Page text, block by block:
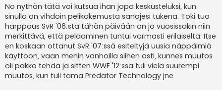
e
s
t
i
No nythän tätä voi kutsua ihan jopa keskusteluksi, kun
sinulla on vihdoin pelikokemusta sanojesi tukena. Toki tuo
harppaus SvR '06:sta tähän päivään on jo vuosissakin niin
merkittävä, että pelaaminen tuntui varmasti erilaiselta. Itse
en koskaan ottanut SvR '07:ssä esiteltyjä uusia näppäimiä
käyttöön, vaan menin vanhoilla siihen asti, kunnes muutos
oli pakko tehdä ja sitten WWE '12:ssa tuli vielä suurempi
muutos, kun tuli tämä Predator Technology jne.